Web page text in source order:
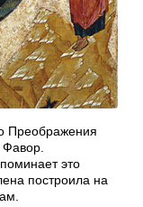
Преображения
это
построила на